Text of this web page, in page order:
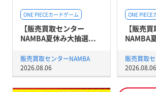
ONE PIECEカードゲーム
【販売買取センター
NAMBA夏休み大抽選...
販売買取センターNAMBA
2026.08.06
ONE PIECE
【販売
NAMBA
販売買取
2026.08.06